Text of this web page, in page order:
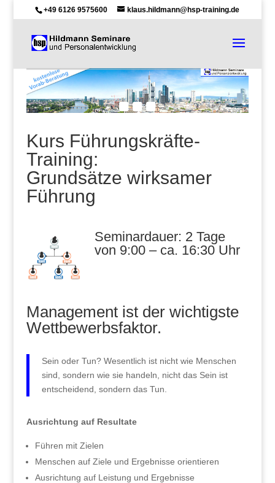
+49 6126 9575600 klaus.hildmann@hsp-training.de
Kurs Führungskräfte-
Training:
Grundsätze wirksamer
Führung
Seminardauer: 2 Tage
von 9:00 – ca. 16:30 Uhr
Management ist der wichtigste
Wettbewerbsfaktor.
Sein oder Tun? Wesentlich ist nicht wie Menschen
sind, sondern wie sie handeln, nicht das Sein ist
entscheidend, sondern das Tun.
Ausrichtung auf Resultate
Führen mit Zielen
Menschen auf Ziele und Ergebnisse orientieren
Ausrichtung auf Leistung und Ergebnisse